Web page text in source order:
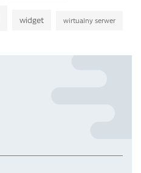
widget wirtualny serwer